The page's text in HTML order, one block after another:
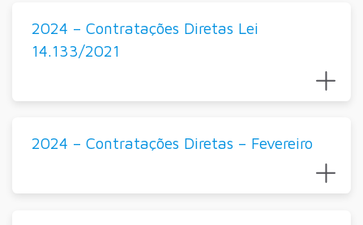
2024 – Contratações Diretas Lei
14.133/2021
2024 – Contratações Diretas – Fevereiro